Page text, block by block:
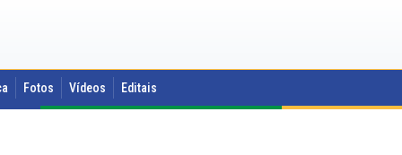
Fotos Vídeos Editais